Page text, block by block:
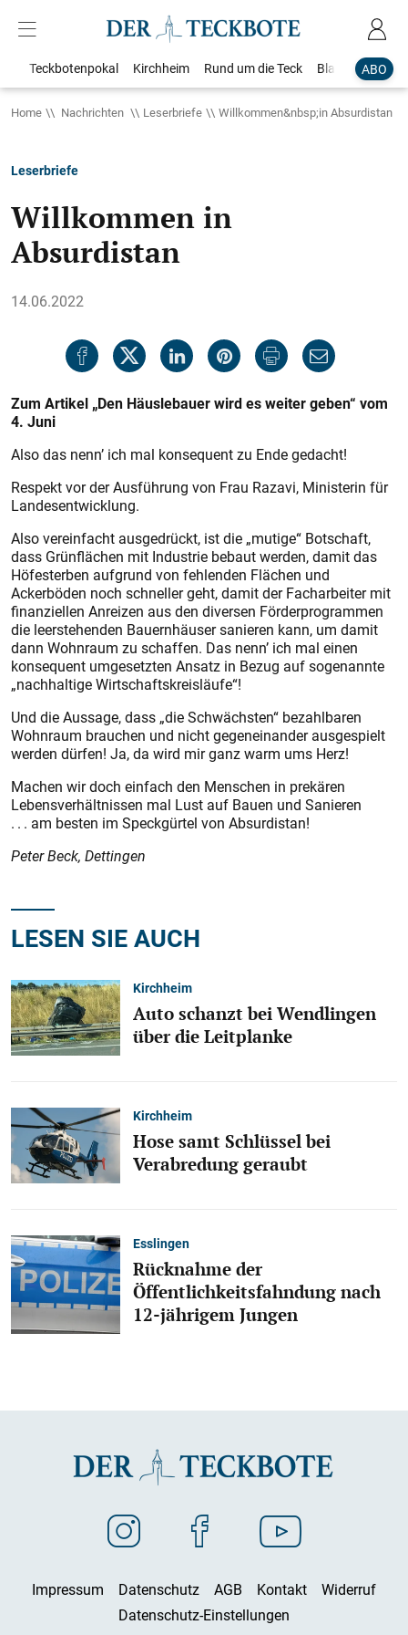
ABO
Teckbotenpokal Kirchheim Rund um die Teck Blaulicht
Home Nachrichten Leserbriefe Willkommen&nbsp;in Absurdistan
Leserbriefe
Willkommen in
Absurdistan
14.06.2022
Zum Artikel „Den Häuslebauer wird es weiter geben“ vom
4. Juni
Also das nenn’ ich mal konsequent zu Ende gedacht!
Respekt vor der Ausführung von Frau Razavi, Ministerin für
Landesentwicklung.
Also vereinfacht ausgedrückt, ist die „mutige“ Botschaft,
dass Grünflächen mit Industrie bebaut werden, damit das
Höfesterben aufgrund von fehlenden Flächen und
Ackerböden noch schneller geht, damit der Facharbeiter mit
finanziellen Anreizen aus den diversen Förderprogrammen
die leerstehenden Bauernhäuser sanieren kann, um damit
dann Wohnraum zu schaffen. Das nenn’ ich mal einen
konsequent umgesetzten Ansatz in Bezug auf sogenannte
„nachhaltige Wirtschaftskreisläufe“!
Und die Aussage, dass „die Schwächsten“ bezahlbaren
Wohnraum brauchen und nicht gegeneinander ausgespielt
werden dürfen! Ja, da wird mir ganz warm ums Herz!
Machen wir doch einfach den Menschen in prekären
Lebensverhältnissen mal Lust auf Bauen und Sanieren
. . . am besten im Speckgürtel von Absurdistan!
Peter Beck, Dettingen
LESEN SIE AUCH
Kirchheim
Auto schanzt bei Wendlingen
über die Leitplanke
Kirchheim
Hose samt Schlüssel bei
Verabredung geraubt
Esslingen
Rücknahme der
Öffentlichkeitsfahndung nach
12-jährigem Jungen
Impressum Datenschutz AGB Kontakt
Widerruf
Datenschutz-Einstellungen